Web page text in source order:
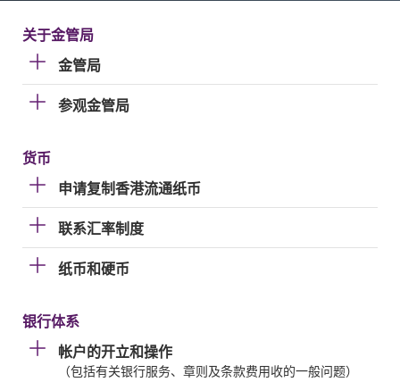
关于金管局
金管局
参观金管局
货币
申请复制香港流通纸币
联系汇率制度
纸币和硬币
银行体系
帐户的开立和操作
（包括有关银行服务、章则及条款费用收的一般问题）